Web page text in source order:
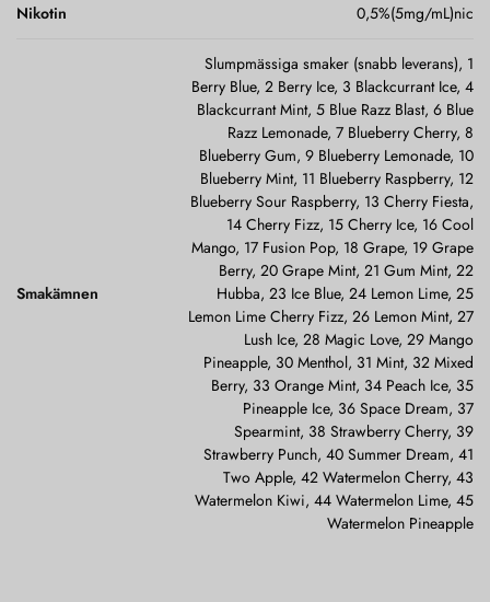
Nikotin 0,5%(5mg/mL)nic
Smakämnen
Slumpmässiga smaker (snabb leverans), 1
Berry Blue, 2 Berry Ice, 3 Blackcurrant Ice, 4
Blackcurrant Mint, 5 Blue Razz Blast, 6 Blue
Razz Lemonade, 7 Blueberry Cherry, 8
Blueberry Gum, 9 Blueberry Lemonade, 10
Blueberry Mint, 11 Blueberry Raspberry, 12
Blueberry Sour Raspberry, 13 Cherry Fiesta,
14 Cherry Fizz, 15 Cherry Ice, 16 Cool
Mango, 17 Fusion Pop, 18 Grape, 19 Grape
Berry, 20 Grape Mint, 21 Gum Mint, 22
Hubba, 23 Ice Blue, 24 Lemon Lime, 25
Lemon Lime Cherry Fizz, 26 Lemon Mint, 27
Lush Ice, 28 Magic Love, 29 Mango
Pineapple, 30 Menthol, 31 Mint, 32 Mixed
Berry, 33 Orange Mint, 34 Peach Ice, 35
Pineapple Ice, 36 Space Dream, 37
Spearmint, 38 Strawberry Cherry, 39
Strawberry Punch, 40 Summer Dream, 41
Two Apple, 42 Watermelon Cherry, 43
Watermelon Kiwi, 44 Watermelon Lime, 45
Watermelon Pineapple